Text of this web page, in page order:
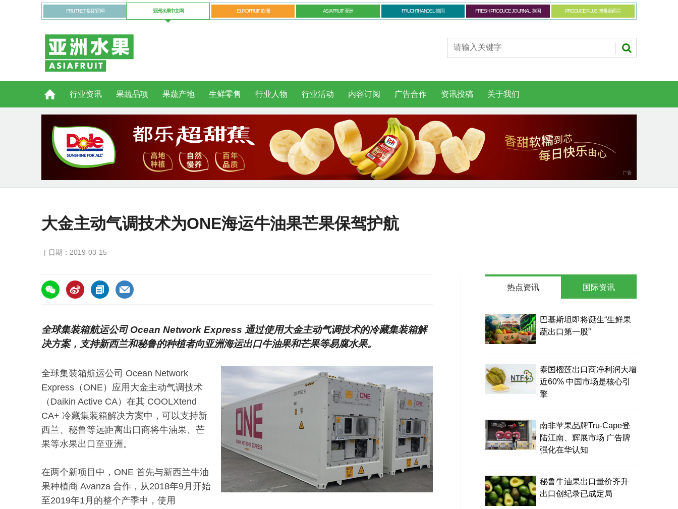
FRUITNET 集团官网 亚洲水果中文网 EUROFRUIT 欧洲 ASIAFRUIT 亚洲 FRUCHTHANDEL 德国 FRESH PRODUCE JOURNAL 英国 PRODUCE PLUS 澳洲-新西兰
行业资讯 果蔬品项 果蔬产地 生鲜零售 行业人物 行业活动 内容订阅 广告合作 资讯投稿 关于我们
大金主动气调技术为ONE海运牛油果芒果保驾护航
日期：2019-03-15
https://asiafruitchina.net/17751.html
全球集装箱航运公司 Ocean Network Express 通过使用大金主动气调技术的冷藏集装箱解
决方案，支持新西兰和秘鲁的种植者向亚洲海运出口牛油果和芒果等易腐水果。
全球集装箱航运公司 Ocean Network
Express（ONE）应用大金主动气调技术
（Daikin Active CA）在其 COOLXtend
CA+ 冷藏集装箱解决方案中，可以支持新
西兰、秘鲁等远距离出口商将牛油果、芒
果等水果出口至亚洲。
在两个新项目中，ONE 首先与新西兰牛油
果种植商 Avanza 合作，从2018年9月开始
至2019年1月的整个产季中，使用
热点资讯
巴基斯坦即将诞生“生鲜果
蔬出口第一股”
泰国榴莲出口商净利润大增
近60% 中国市场是核心引
擎
南非苹果品牌Tru-Cape登
陆江南、辉展市场 广告牌
强化在华认知
秘鲁牛油果出口量价齐升
出口创纪录已成定局
国际资讯